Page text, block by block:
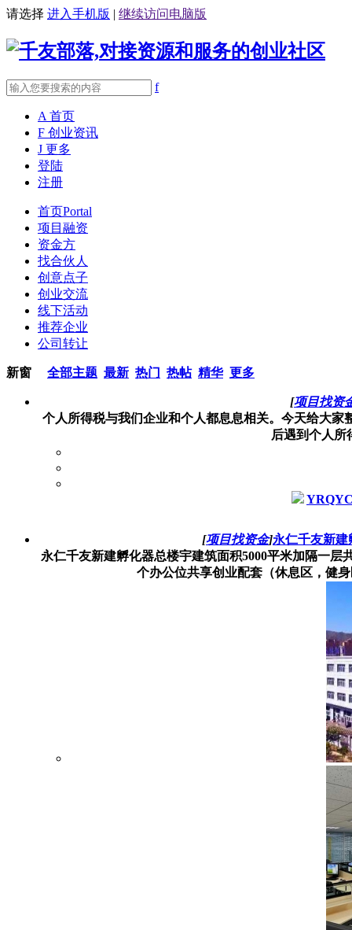
请选择 进入手机版 | 继续访问电脑版
f
A 首页
F 创业资讯
J 更多
登陆
注册
首页Portal
项目融资
资金方
找合伙人
创意点子
创业交流
线下活动
推荐企业
公司转让
新窗 全部主题 最新 热门 热帖 精华 更多
[项目找资
个人所得税与我们企业和个人都息息相关。今天给大
后遇到个人所
[项目找资金]永仁千友新
永仁千友新建孵化器总楼宇建筑面积5000平米加隔一层
个办公位共享创业配套（休息区，健